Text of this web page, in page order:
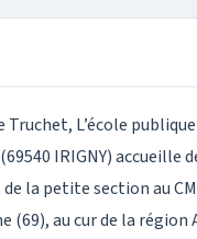
L’école
IRIGNY)
la petite section au
au cur de la